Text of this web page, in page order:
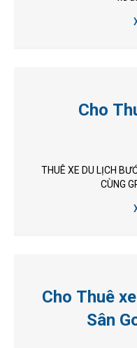
Cho
THUÊ XE DU LỊCH
CÙNG
Cho Thuê
Sân